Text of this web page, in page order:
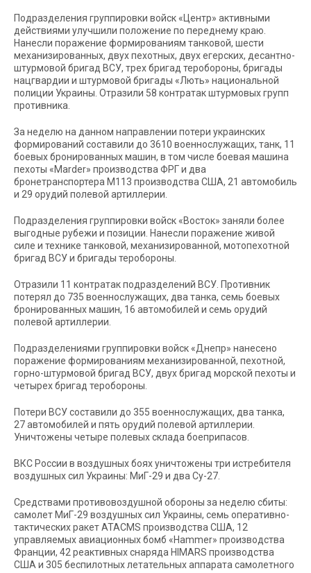
Подразделения группировки войск «Центр» активными
действиями улучшили положение по переднему краю.
Нанесли поражение формированиям танковой, шести
механизированных, двух пехотных, двух егерских, десантно-
штурмовой бригад ВСУ, трех бригад теробороны, бригады
нацгвардии и штурмовой бригады «Лють» национальной
полиции Украины. Отразили 58 контратак штурмовых групп
противника.
За неделю на данном направлении потери украинских
формирований составили до 3610 военнослужащих, танк, 11
боевых бронированных машин, в том числе боевая машина
пехоты «Marder» производства ФРГ и два
бронетранспортера М113 производства США, 21 автомобиль
и 29 орудий полевой артиллерии.
Подразделения группировки войск «Восток» заняли более
выгодные рубежи и позиции. Нанесли поражение живой
силе и технике танковой, механизированной, мотопехотной
бригад ВСУ и бригады теробороны.
Отразили 11 контратак подразделений ВСУ. Противник
потерял до 735 военнослужащих, два танка, семь боевых
бронированных машин, 16 автомобилей и семь орудий
полевой артиллерии.
Подразделениями группировки войск «Днепр» нанесено
поражение формированиям механизированной, пехотной,
горно-штурмовой бригад ВСУ, двух бригад морской пехоты и
четырех бригад теробороны.
Потери ВСУ составили до 355 военнослужащих, два танка,
27 автомобилей и пять орудий полевой артиллерии.
Уничтожены четыре полевых склада боеприпасов.
ВКС России в воздушных боях уничтожены три истребителя
воздушных сил Украины: МиГ-29 и два Су-27.
Средствами противовоздушной обороны за неделю сбиты:
самолет МиГ-29 воздушных сил Украины, семь оперативно-
тактических ракет ATACMS производства США, 12
управляемых авиационных бомб «Hammer» производства
Франции, 42 реактивных снаряда HIMARS производства
США и 305 беспилотных летательных аппарата самолетного